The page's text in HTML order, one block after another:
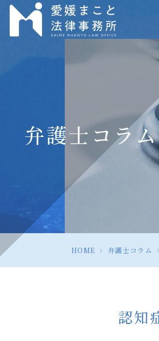
弁護士コラム
HOME > 弁護士コラム >
認知